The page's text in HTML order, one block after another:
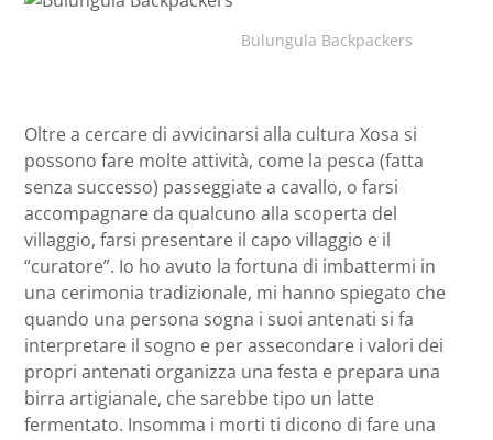
Bulungula Backpackers
Oltre a cercare di avvicinarsi alla cultura Xosa si
possono fare molte attività, come la pesca (fatta
senza successo) passeggiate a cavallo, o farsi
accompagnare da qualcuno alla scoperta del
villaggio, farsi presentare il capo villaggio e il
“curatore”. Io ho avuto la fortuna di imbattermi in
una cerimonia tradizionale, mi hanno spiegato che
quando una persona sogna i suoi antenati si fa
interpretare il sogno e per assecondare i valori dei
propri antenati organizza una festa e prepara una
birra artigianale, che sarebbe tipo un latte
fermentato. Insomma i morti ti dicono di fare una